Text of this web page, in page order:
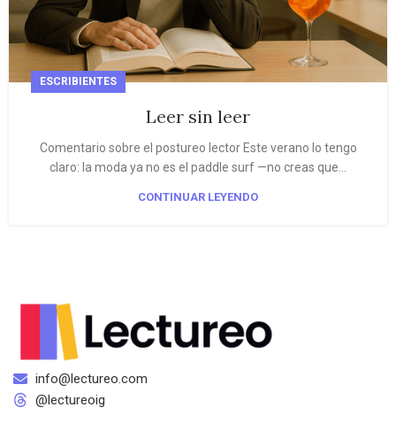
ESCRIBIENTES
Leer sin leer
Comentario sobre el postureo lector Este verano lo tengo
claro: la moda ya no es el paddle surf —no creas que...
CONTINUAR LEYENDO
info@lectureo.com
@lectureoig